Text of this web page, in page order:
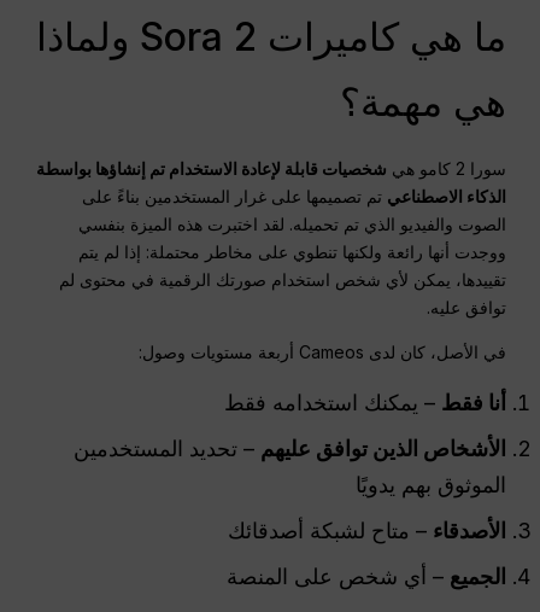
ما هي كاميرات Sora 2 ولماذا
هي مهمة؟
سورا 2 كامو هي
شخصيات قابلة لإعادة الاستخدام تم إنشاؤها بواسطة
الذكاء الاصطناعي تم تصميمها على غرار المستخدمين بناءً على
الصوت والفيديو الذي تم تحميله. لقد اختبرت هذه الميزة بنفسي
ووجدت أنها رائعة ولكنها تنطوي على مخاطر محتملة: إذا لم يتم
تقييدها، يمكن لأي شخص استخدام صورتك الرقمية في محتوى لم
توافق عليه.
في الأصل، كان لدى Cameos أربعة مستويات وصول:
أنا فقط – يمكنك استخدامه فقط
الأشخاص الذين توافق عليهم – تحديد المستخدمين
الموثوق بهم يدويًا
الأصدقاء – متاح لشبكة أصدقائك
الجميع – أي شخص على المنصة